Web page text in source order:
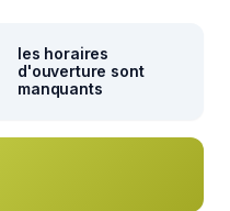
les horaires
d'ouverture sont
manquants